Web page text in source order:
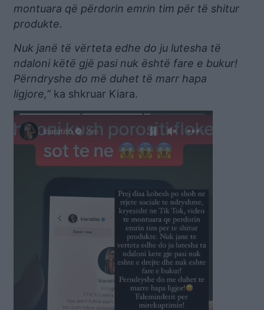
montuara që përdorin emrin tim për të shitur
produkte.
Nuk janë të vërteta edhe do ju lutesha të
ndaloni këtë gjë pasi nuk është fare e bukur!
Përndryshe do më duhet të marr hapa
ligjore,” ka shkruar Kiara.